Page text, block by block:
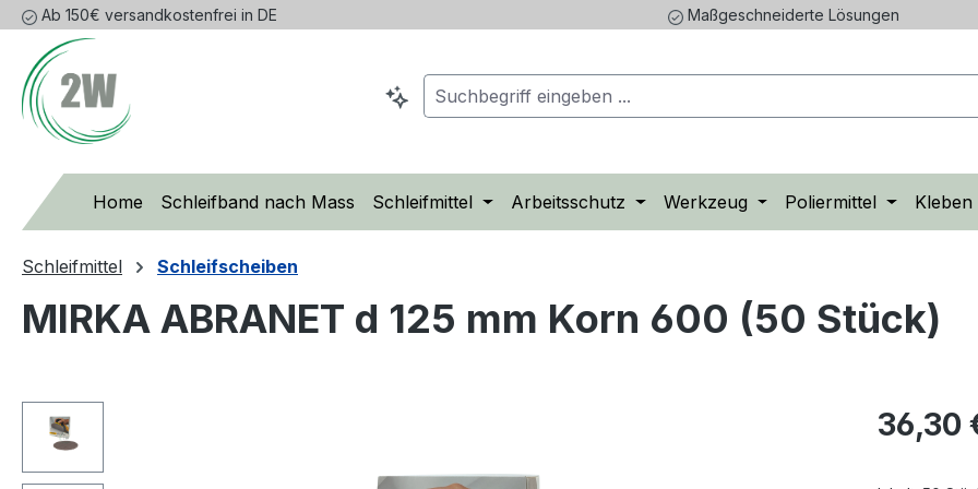
Hauptinhalt springen
Zur Suche springen
Zur Hauptnavigation springen
Ab 150€ versandkostenfrei in DE Maßgeschneiderte Lösungen
Home Schleifband nach Mass Schleifmittel Arbeitsschutz Werkzeug Poliermittel Kleben
Schleifmittel Schleifscheiben
MIRKA ABRANET d 125 mm Korn 600 (50 Stück)
Bildergalerie überspringen Regulärer
36,30